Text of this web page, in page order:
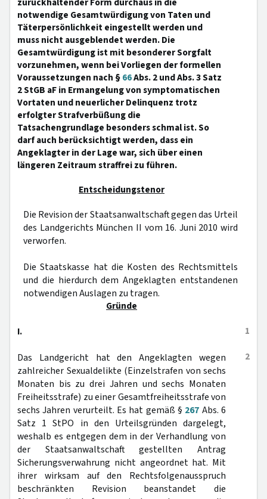
notwendige Gesamtwürdigung von Taten und
Täterpersönlichkeit eingestellt werden und
muss nicht ausgeblendet werden. Die
Gesamtwürdigung ist mit besonderer Sorgfalt
vorzunehmen, wenn bei Vorliegen der formellen
Voraussetzungen nach §66Abs. 2 und Abs. 3 Satz
2 StGB aF in Ermangelung von symptomatischen
Vortaten und neuerlicher Delinquenz trotz
erfolgter Strafverbüßung die
Tatsachengrundlage besonders schmal ist. So
darf auch berücksichtigt werden, dass ein
Angeklagter in der Lage war, sich über einen
längeren Zeitraum straffrei zu führen.
Entscheidungstenor
Die Revision der Staatsanwaltschaft gegen das Urteil
des Landgerichts München II vom 16. Juni 2010 wird
verworfen.
Die Staatskasse hat die Kosten des Rechtsmittels
und die hierdurch dem Angeklagten entstandenen
notwendigen Auslagen zu tragen.
Gründe
1
I.
2
Das Landgericht hat den Angeklagten wegen
zahlreicher Sexualdelikte (Einzelstrafen von sechs
Monaten bis zu drei Jahren und sechs Monaten
Freiheitsstrafe) zu einer Gesamtfreiheitsstrafe von
sechs Jahren verurteilt. Es hat gemäß § 267 Abs. 6
Satz 1 StPO in den Urteilsgründen dargelegt,
weshalb es entgegen dem in der Verhandlung von
der Staatsanwaltschaft gestellten Antrag
Sicherungsverwahrung nicht angeordnet hat. Mit
ihrer wirksam auf den Rechtsfolgenausspruch
beschränkten Revision beanstandet die